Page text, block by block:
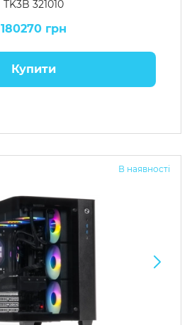
TK3B 321010
180270 грн
Купити
В наявності